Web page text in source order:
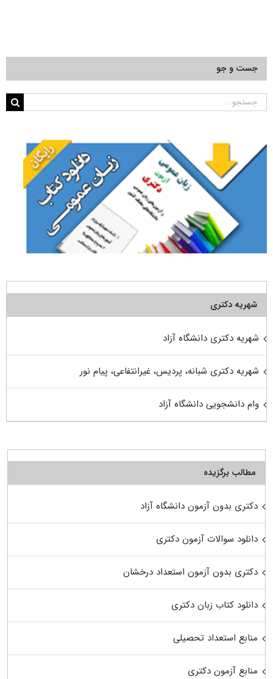
جست و جو
جستجو
شهریه دکتری
شهریه دکتری دانشگاه آزاد
شهریه دکتری شبانه، پردیس، غیرانتفاعی، پیام نور
وام دانشجویی دانشگاه آزاد
مطالب برگزیده
دکتری بدون آزمون دانشگاه آزاد
دانلود سوالات آزمون دکتری
دکتری بدون آزمون استعداد درخشان
دانلود کتاب زبان دکتری
منابع استعداد تحصیلی
منابع آزمون دکتری